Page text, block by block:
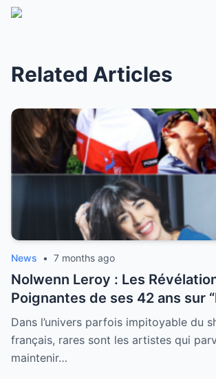
Related Articles
News • 7 months ago
Nolwenn Leroy : Les
Poignantes de ses 42 ans sur
sa Vie”
Dans l’univers parfois impitoyable du
français, rares sont les artistes qui
maintenir…